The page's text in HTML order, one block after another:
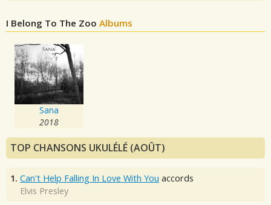
I Belong To The Zoo Albums
Sana
2018
TOP CHANSONS UKULÉLÉ (AOÛT)
1. Can't Help Falling In Love With You accords
Elvis Presley